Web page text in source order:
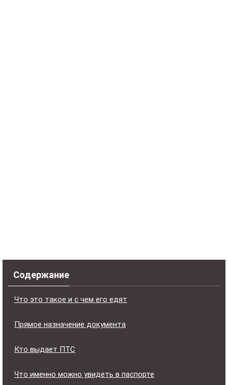
Содержание
Что это такое и с чем его едят
Прямое назначение документа
Кто выдает ПТС
Что именно можно увидеть в паспорте